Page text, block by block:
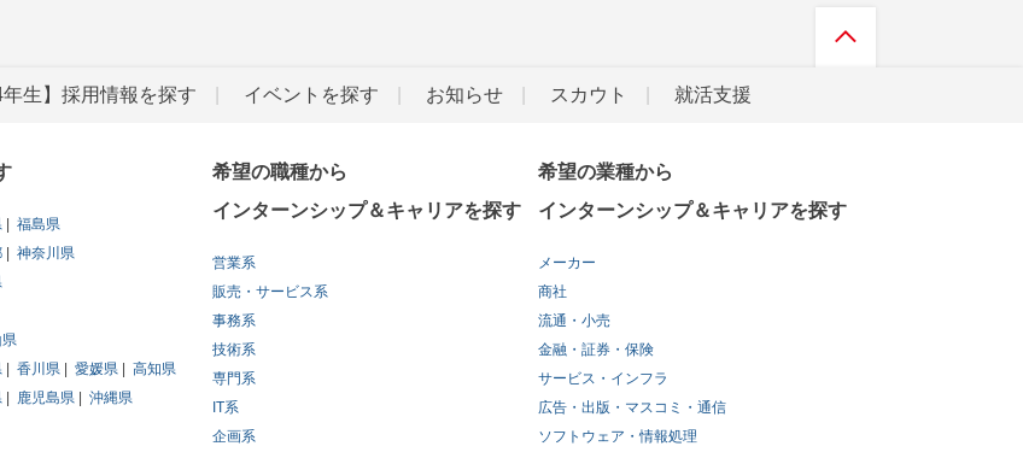
年生】採用情報を探す イベントを探す お知らせ スカウト 就活支援
福島県
神奈川県
香川県 愛媛県
高知県
鹿児島県
沖縄県
希望の職種から
インターンシップ＆キャリアを探す
営業系
販売・サービス系
事務系
技術系
専門系
IT系
企画系
希望の業種から
インターンシップ＆キャリアを探す
メーカー
商社
流通・小売
金融・証券・保険
サービス・インフラ
広告・出版・マスコミ・通信
ソフトウェア・情報処理